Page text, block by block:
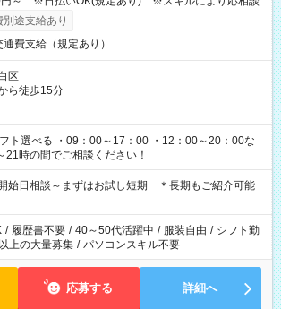
別途支給あり
通費支給（規定あり）
区
ら徒歩15分
ト選べる ・09：00～17：00 ・12：00～20：00な
21時の間でご相談ください！
始日相談～まずはお試し短期 ＊長期もご紹介可能
/ 履歴書不要 / 40～50代活躍中 / 服装自由 / シフト勤
上の大量募集 / パソコンスキル不要
応募する 詳細へ